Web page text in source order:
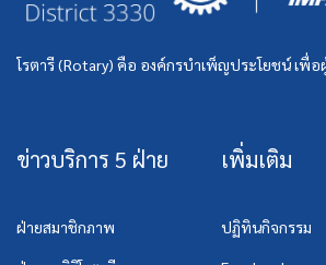
โรตารี (Rotary) คือ องค์กรบำเพ็ญประโยชน์ เพื่อ
ข่าวบริการ 5 ฝ่าย
ฝ่ายสมาชิกภาพ
เพิ่มเติม
ปฏิทินกิจกรรม